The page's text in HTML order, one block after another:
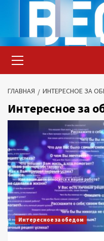
содержимому
меню
ГЛАВНАЯ ИНТЕРЕСНОЕ ЗА
Интересное за
Интересное за обедом